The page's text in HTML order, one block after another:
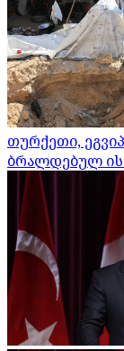
თურქეთი,
ბრალდებულ